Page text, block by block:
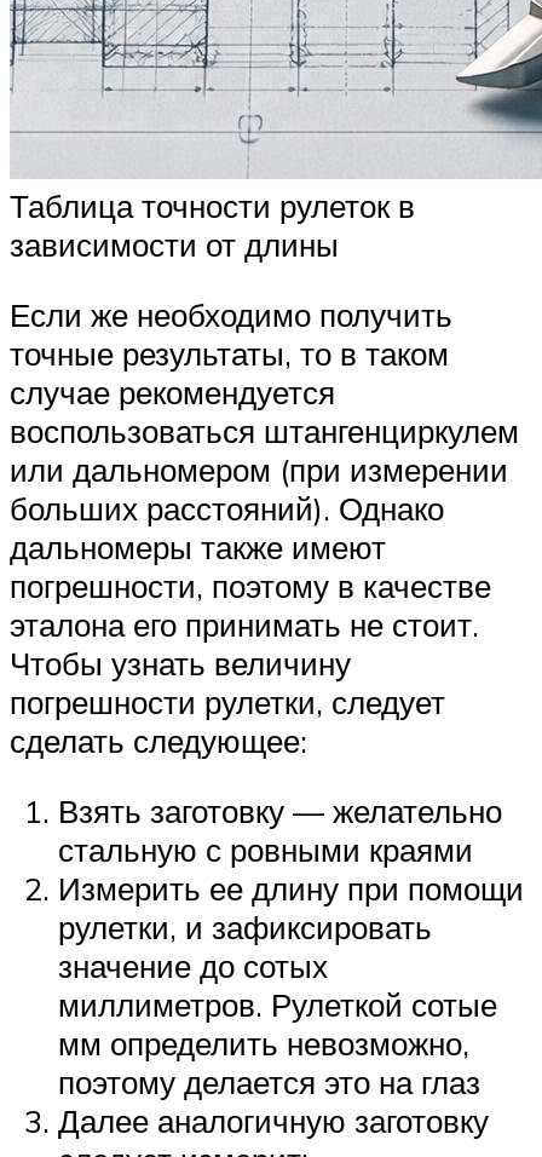
Таблица точности рулеток в
зависимости от длины
Если же необходимо получить
точные результаты, то в таком
случае рекомендуется
воспользоваться штангенциркулем
или дальномером (при измерении
больших расстояний). Однако
дальномеры также имеют
погрешности, поэтому в качестве
эталона его принимать не стоит.
Чтобы узнать величину
погрешности рулетки, следует
сделать следующее:
Взять заготовку — желательно
стальную с ровными краями
Измерить ее длину при помощи
рулетки, и зафиксировать
значение до сотых
миллиметров. Рулеткой сотые
мм определить невозможно,
поэтому делается это на глаз
Далее аналогичную заготовку